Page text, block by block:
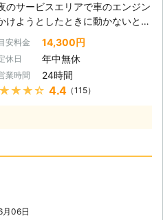
、弊社「株式会社S&S」にご依頼
【最短30分駆けつけ可
緊急事態だからこそ365日24時
速に駆けつけます】 株式会社
は、千葉県内であれば最短30分
客さまの元へ駆けつけることがで
す。弊社はすぐにお客様の元へ駆
けられるように、工具などの準備
です。 お客様のもとへ最短
会社S&Sは365日24時間対応して
のサービスエリアで車のエンジン
けようとしたときに動かないと、
ってしまいますよね。エンジンがか
なければ自宅にも帰れない、観光
きないので八方塞がりです。 そ
ときこそ、弊社「LＩMO」がお
の元へすぐに駆けつけてお助けし
をいただいたてから平均16分27
度も反復すると、作業内容を覚え
安料金 14,300円
休日 年中無休
業時間 24時間
4.4（115）
06日